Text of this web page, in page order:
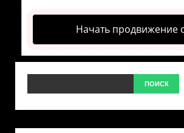
Начать продвижение